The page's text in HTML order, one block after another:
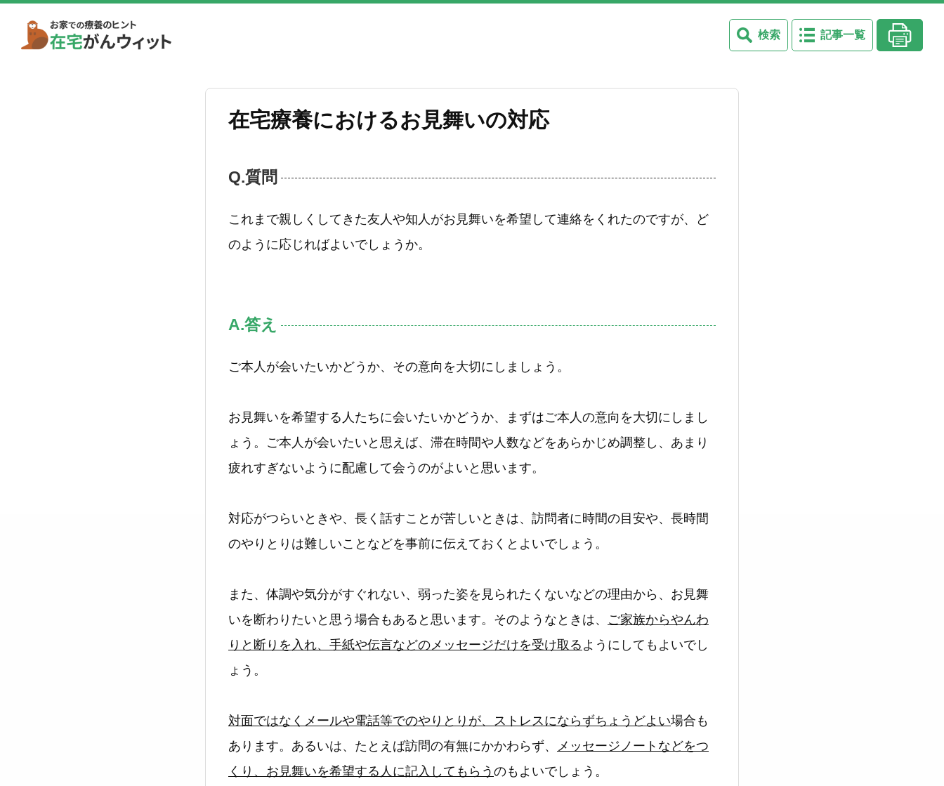
検索 記事一覧
在宅療養におけるお見舞いの対応
Q.質問
これまで親しくしてきた友人や知人がお見舞いを希望して連絡をくれたのですが、ど
のように応じればよいでしょうか。
A.答え
ご本人が会いたいかどうか、その意向を大切にしましょう。
お見舞いを希望する人たちに会いたいかどうか、まずはご本人の意向を大切にしまし
ょう。ご本人が会いたいと思えば、滞在時間や人数などをあらかじめ調整し、あまり
疲れすぎないように配慮して会うのがよいと思います。
対応がつらいときや、長く話すことが苦しいときは、訪問者に時間の目安や、長時間
のやりとりは難しいことなどを事前に伝えておくとよいでしょう。
また、体調や気分がすぐれない、弱った姿を見られたくないなどの理由から、お見舞
いを断わりたいと思う場合もあると思います。そのようなときは、 ご家族からやんわ
りと断りを入れ、手紙や伝言などのメッセージだけを受け取る ようにしてもよいでし
ょう。
対面ではなくメールや電話等でのやりとりが、ストレスにならずちょうどよい場合も
あります。あるいは、たとえば訪問の有無にかかわらず、 メッセージノートなどをつ
くり、お見舞いを希望する人に記入してもらう のもよいでしょう。